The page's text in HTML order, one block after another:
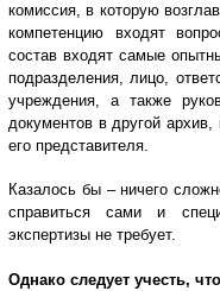
комиссия, в которую
компетенцию входят
состав входят самые
подразделения, лицо,
учреждения, а также
документов в другой
его представителя.
Казалось бы – ничего
справиться сами и
экспертизы не требует.
Однако следует учесть,